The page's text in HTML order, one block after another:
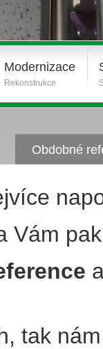
Modernizace
Rekonstrukce
Obdobné
Vám
tak